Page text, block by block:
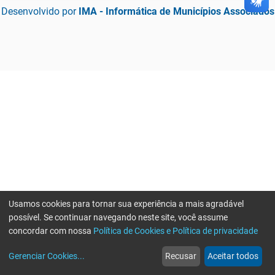
Desenvolvido por IMA - Informática de Municípios Associados
web
Notícias
more_horiz
Mais
Usamos cookies para tornar sua experiência a mais agradável
possível. Se continuar navegando neste site, você assume
concordar com nossa Política de Cookies e Política de privacidade
Gerenciar Cookies... Recusar Aceitar todos
Erro ao enviar informações, por favor tente novamente